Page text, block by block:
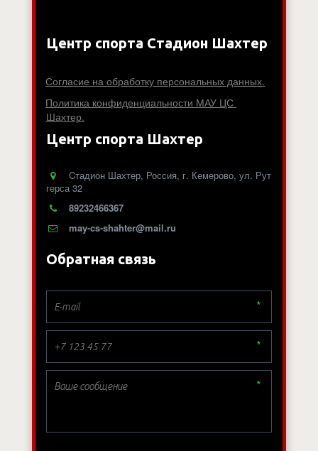
Центр спорта Стадион Шахтер
Согласие на обработку персональных данных.
Политика конфиденциальности МАУ ЦС
Шахтер.
Центр спорта Шахтер
Cтадион Шахтер, Россия, г. Кемерово, ул. Рут
герса 32
89232466367
may-cs-shahter@mail.ru
Обратная связь
*
*
*